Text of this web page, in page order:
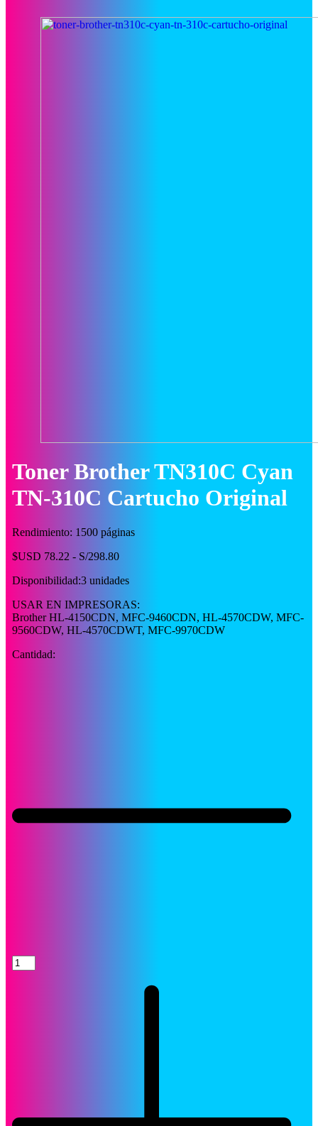
Toner Brother TN310C Cyan
TN-310C Cartucho Original
Rendimiento: 1500 páginas
$USD 78.22 - S/298.80
Disponibilidad:3 unidades
USAR EN IMPRESORAS:
Brother HL-4150CDN, MFC-9460CDN, HL-4570CDW, MFC-
9560CDW, HL-4570CDWT, MFC-9970CDW
Cantidad:
Toner
Brother